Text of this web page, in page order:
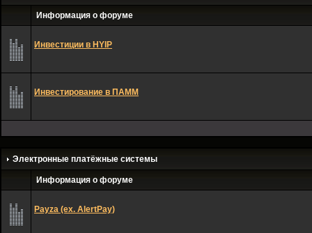
Информация о форуме
Инвестиции в HYIP
Инвестирование в ПАММ
Электронные платёжные системы
Информация о форуме
Payza (ex. AlertPay)